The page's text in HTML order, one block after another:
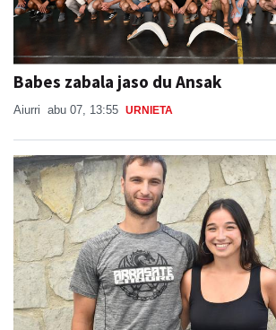
Babes zabala jaso du Ansak
Aiurri abu 07, 13:55 URNIETA